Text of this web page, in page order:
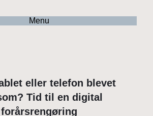
Menu
eller telefon blevet
Tid til en digital
forårsrengøring